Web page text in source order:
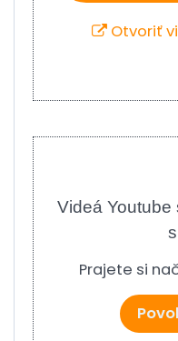
Otvoriť
Videá
Prajete si